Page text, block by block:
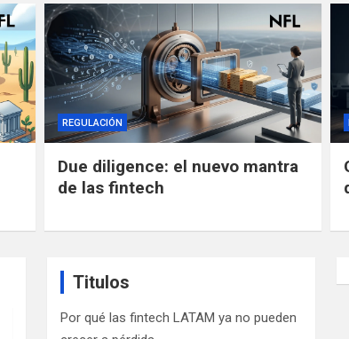
REGULACIÓN
Due diligence: el nuevo mantra
de las fintech
Titulos
Por qué las fintech LATAM ya no pueden